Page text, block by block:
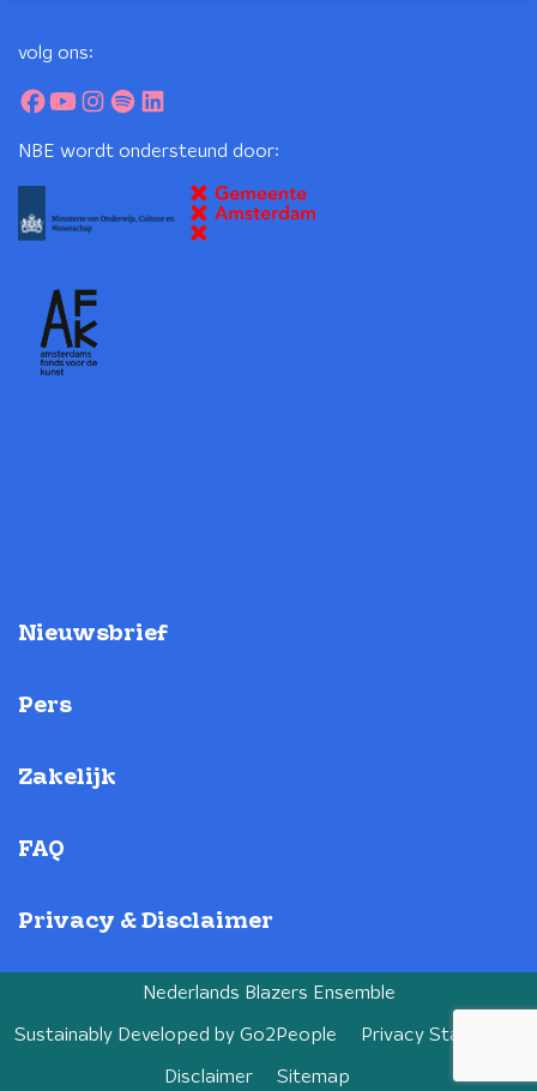
volg ons:
NBE wordt ondersteund door:
Nieuwsbrief
Pers
Zakelijk
FAQ
Privacy & Disclaimer
Nederlands Blazers Ensemble
Sustainably Developed by Go2People Privacy Statement
Disclaimer Sitemap